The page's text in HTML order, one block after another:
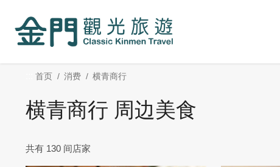
内
首页 消费 横青商行
横青商行 周边美食
共有 130 间店家